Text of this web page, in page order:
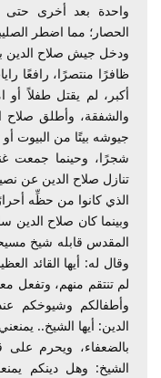
واحدة بعد أخرى
الحصار؛ مما اضطر
ظافرًا منتصرًا، رافعًا
أكبر، لم يقتل طفلاً أو
والشفقة، وأطلق صلاح
جيوشه بيتًا من البيوت
شجرًا، وحينما جمعت
تنازل صلاح الدين عن
الذي كانوا من حظِّه
وبينما كان صلاح
المقدس قابله شيخ
وقال له: أيها القائد
لم تنتقم منهم، وتفعل
وأطفالكم وشيوخكم
الدين: أيها الشيخ..
بالضعفاء، ويحرم على
الشيخ: وهل دينكم